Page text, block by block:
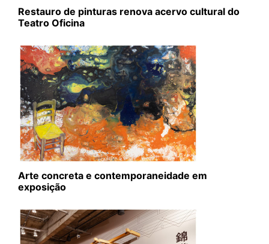
Restauro de pinturas renova acervo cultural do
Teatro Oficina
Arte concreta e contemporaneidade em
exposição